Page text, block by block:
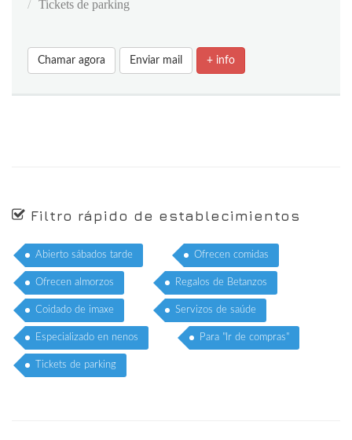
Tickets de parking
Chamar agora Enviar mail + info
Filtro rápido de establecimientos
Abierto sábados tarde Ofrecen comidas
Ofrecen almorzos Regalos de Betanzos
Coidado de imaxe Servizos de saúde
Especializado en nenos Para "Ir de compras"
Tickets de parking